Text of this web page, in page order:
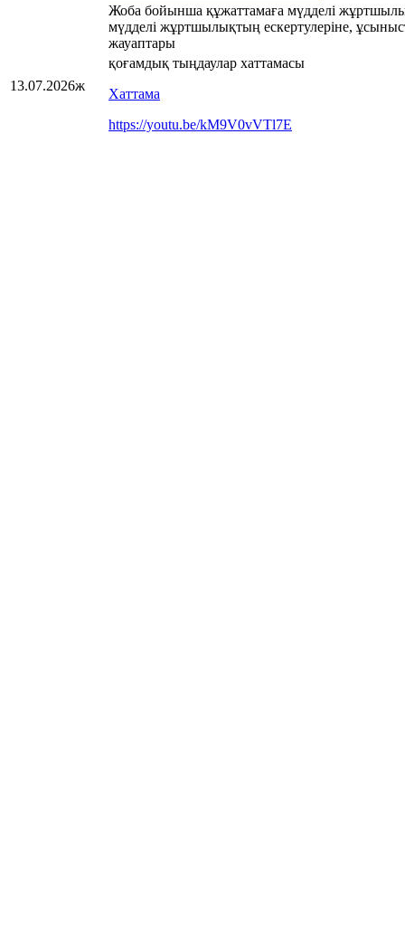
Жоба бойынша құжаттамаға мүдделі
мүдделі жұртшылықтың ескертулеріне,
жауаптары
13.07.2026ж
қоғамдық тыңдаулар хаттамасы
Хаттама
https://youtu.be/kM9V0vVTl7E